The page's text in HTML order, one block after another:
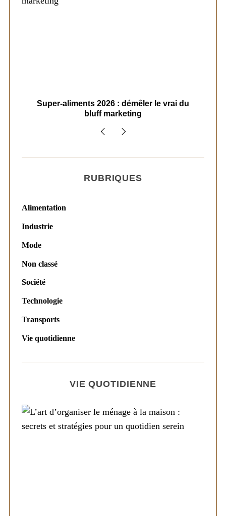
Super-aliments 2026 : démêler le vrai du
bluff marketing
RUBRIQUES
Alimentation
Industrie
Mode
Non classé
Société
Technologie
Transports
Vie quotidienne
VIE QUOTIDIENNE